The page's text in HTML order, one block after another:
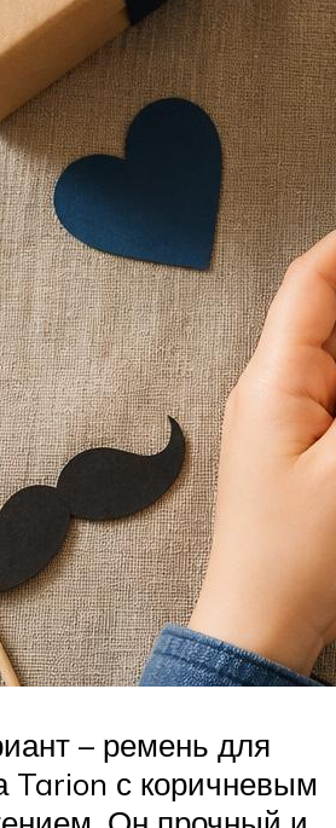
– ремень для
Tarion с коричневым